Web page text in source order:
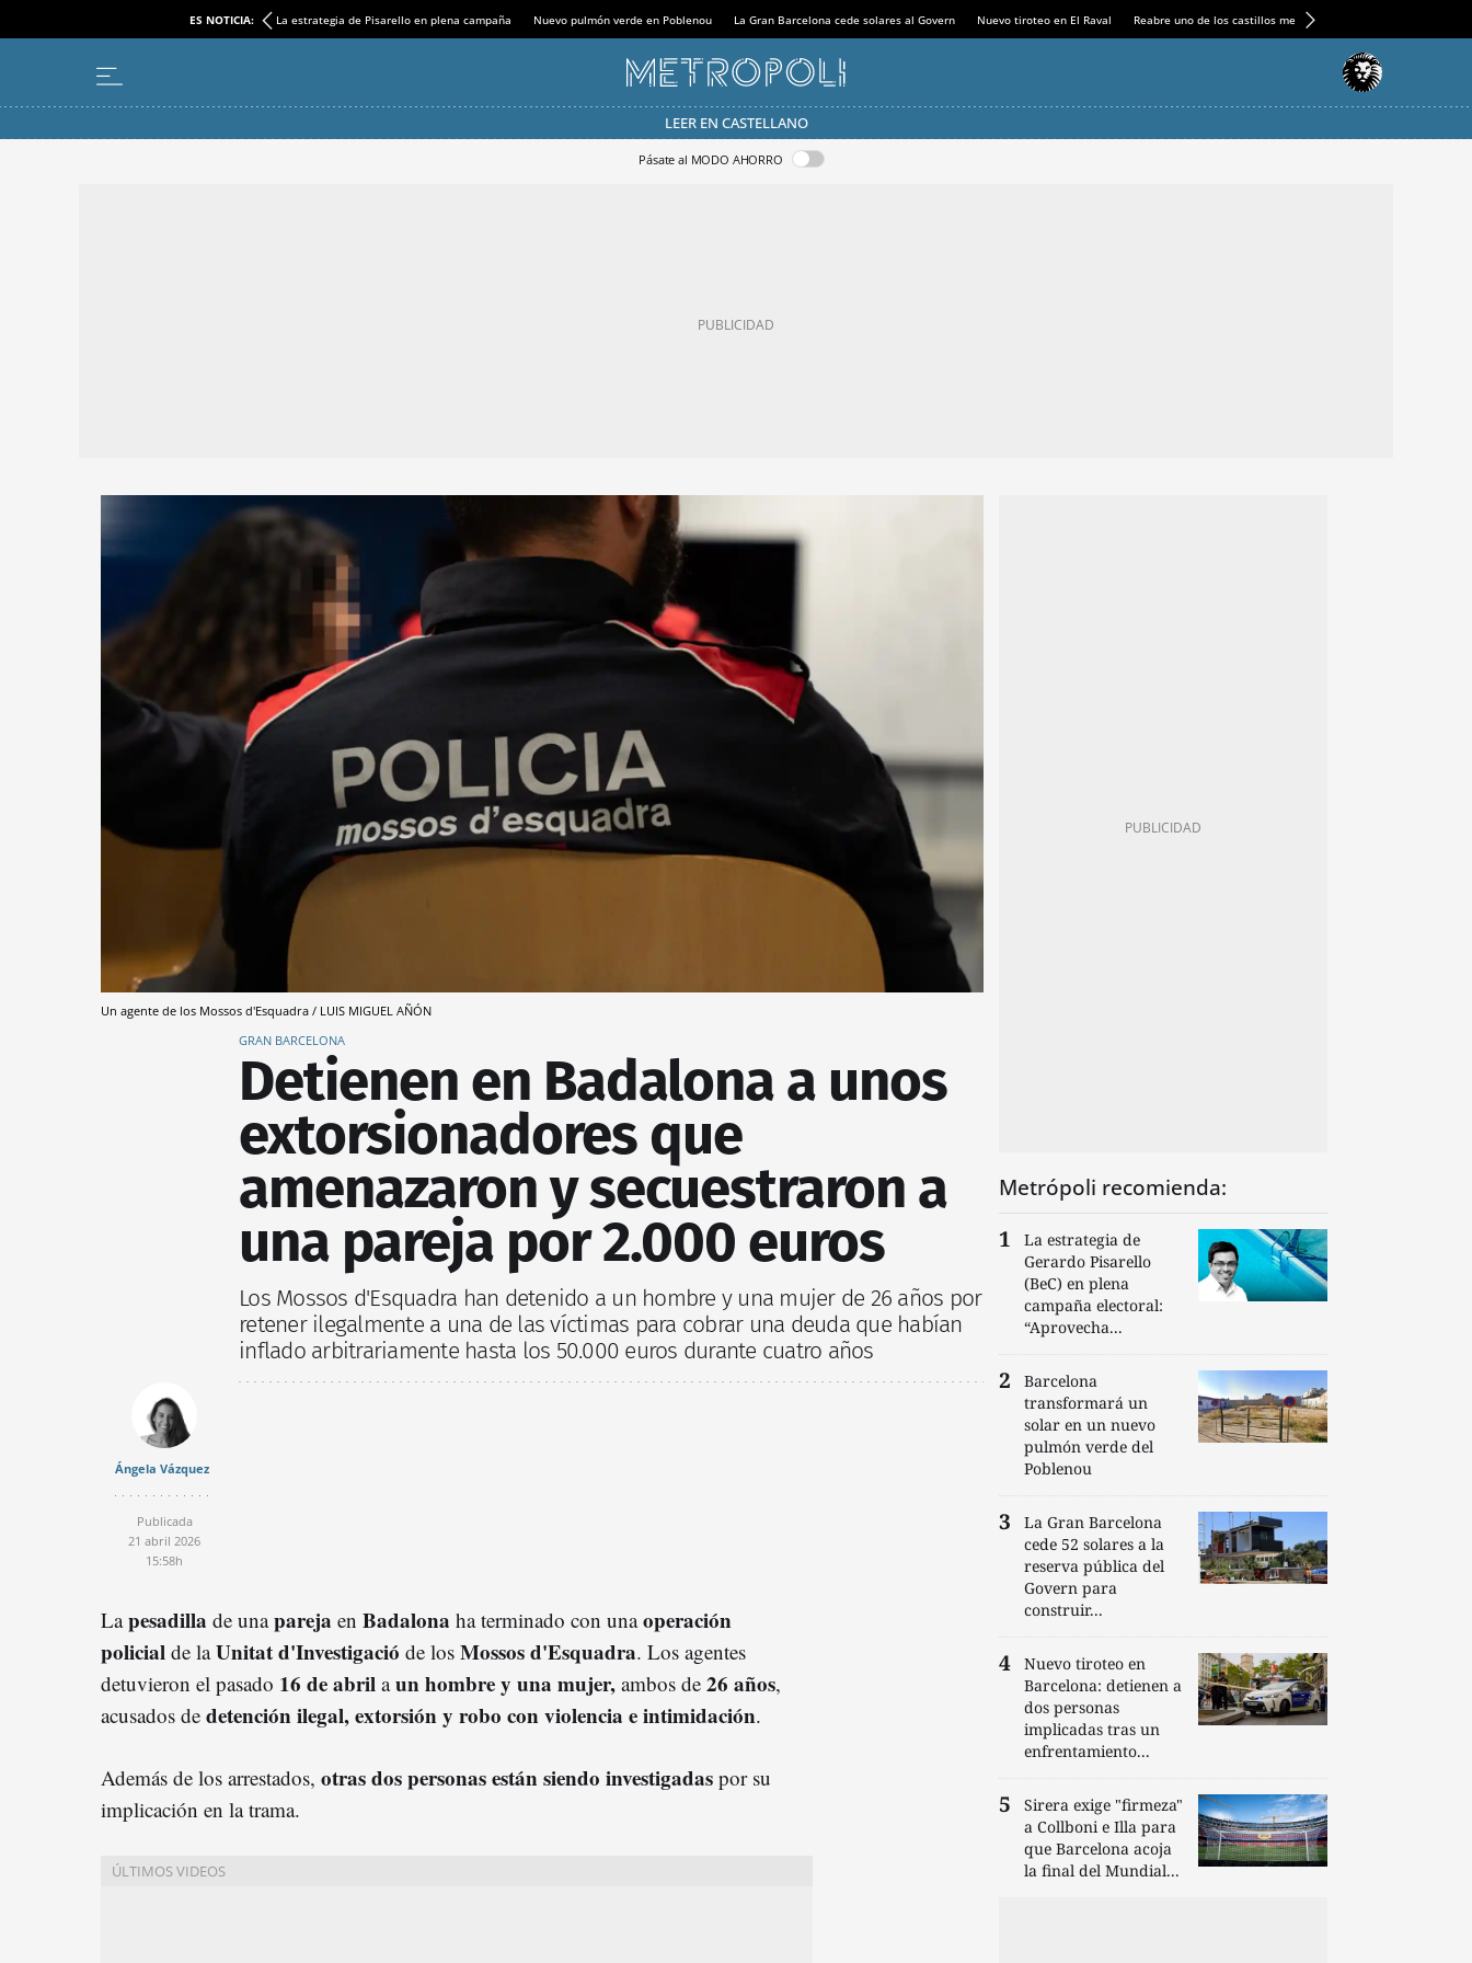
ES NOTICIA: La estrategia de Pisarello en plena campaña Nuevo pulmón verde en Poblenou La Gran Barcelona cede solares al Govern Nuevo tiroteo en El Raval Reabre uno de los castillos medievales más espectaculares
LEER EN CASTELLANO
Pásate al MODO AHORRO
Un agente de los Mossos d'Esquadra / LUIS MIGUEL AÑÓN
GRAN BARCELONA
Detienen en Badalona a unos
extorsionadores que
amenazaron y secuestraron a
una pareja por 2.000 euros
Los Mossos d'Esquadra han detenido a un hombre y una mujer de 26 años por
retener ilegalmente a una de las víctimas para cobrar una deuda que habían
inflado arbitrariamente hasta los 50.000 euros durante cuatro años
Ángela Vázquez
Publicada
21 abril 2026
15:58h
Lapesadilla de unapareja en Badalona ha terminado con unaoperación
policial de laUnitat d'Investigació de los Mossos d'Esquadra. Los agentes
detuvieron el pasado 16 de abril aun hombre y una mujer, ambos de 26 años,
acusados de detención ilegal, extorsión y robo con violencia e intimidación.
Además de los arrestados, otras dos personas están siendo investigadas por su
implicación en la trama.
Metrópoli recomienda:
La estrategia de
Gerardo Pisarello
(BeC) en plena
campaña electoral:
“Aprovecha...
Barcelona
transformará un
solar en un nuevo
pulmón verde del
Poblenou
La Gran Barcelona
cede 52 solares a la
reserva pública del
Govern para
construir...
Nuevo tiroteo en
Barcelona: detienen a
dos personas
implicadas tras un
enfrentamiento...
Sirera exige "firmeza"
a Collboni e Illa para
que Barcelona acoja
la final del Mundial...